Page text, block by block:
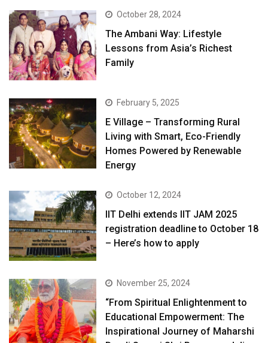
October 28, 2024
The Ambani Way: Lifestyle
Lessons from Asia’s Richest
Family
February 5, 2025
E Village – Transforming Rural
Living with Smart, Eco-Friendly
Homes Powered by Renewable
Energy
October 12, 2024
IIT Delhi extends IIT JAM 2025
registration deadline to October 18
– Here’s how to apply
November 25, 2024
“From Spiritual Enlightenment to
Educational Empowerment: The
Inspirational Journey of Maharshi